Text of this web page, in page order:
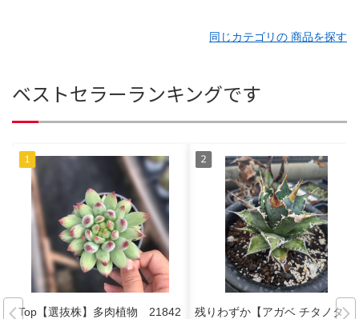
同じカテゴリの 商品を探す
ベストセラーランキングです
Top【選抜株】多肉植物 21842 残りわずか【アガベ チタノタ レ